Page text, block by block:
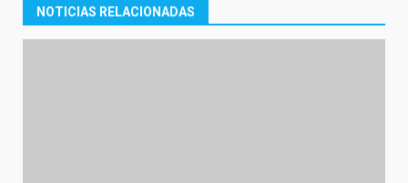
NOTICIAS RELACIONADAS